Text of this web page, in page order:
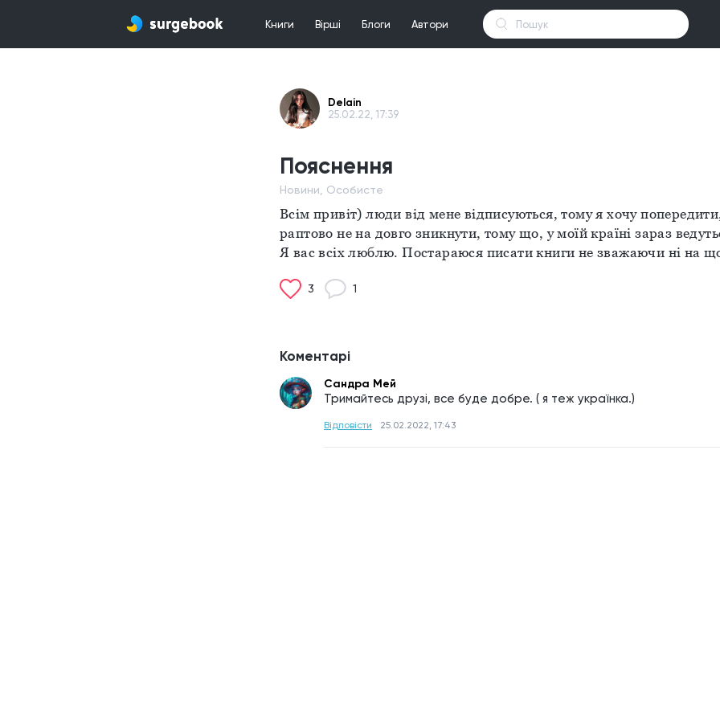
Книги Вірші Блоги Автори
Delain
25.02.22, 17:39
Пояснення
Новини, Особисте
Всім привіт) люди від мене відписуються, тому я хочу
раптово не на довго зникнути, тому що, у моїй країні зараз
Я вас всіх люблю. Постараюся писати книги не зважаючи ні на
3 1
Коментарі
Сандра Мей
Тримайтесь друзі, все буде добре. ( я теж українка.)
Відповісти 25.02.2022, 17:43